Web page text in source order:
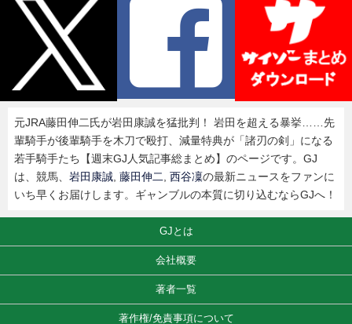
元JRA藤田伸二氏が岩田康誠を猛批判！ 岩田を超える暴挙……先
輩騎手が後輩騎手を木刀で殴打、減量特典が「諸刃の剣」になる
若手騎手たち【週末GJ人気記事総まとめ】のページです。GJ
は、競馬、 岩田康誠, 藤田伸二, 西谷凜の最新ニュースをファンに
いち早くお届けします。ギャンブルの本質に切り込むならGJへ！
GJとは
会社概要
著者一覧
著作権/免責事項について